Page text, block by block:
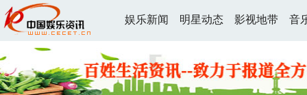
娱乐新闻 明星动态 影视地带 音